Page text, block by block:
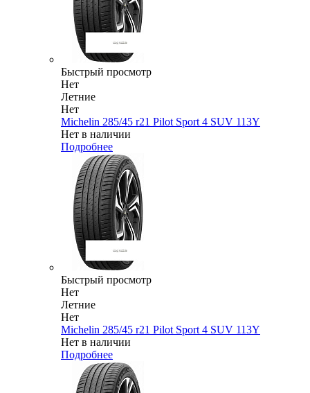
Быстрый просмотр
Нет
Летние
Нет
Michelin 285/45 r21 Pilot Sport 4 SUV 113Y
Нет в наличии
Подробнее
Быстрый просмотр
Нет
Летние
Нет
Michelin 285/45 r21 Pilot Sport 4 SUV 113Y
Нет в наличии
Подробнее